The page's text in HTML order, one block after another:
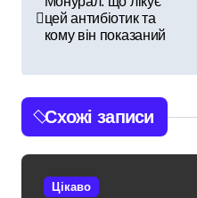
в
і
г
цей антибіотик та
кому він показаний
Схожі записи
Цікаво